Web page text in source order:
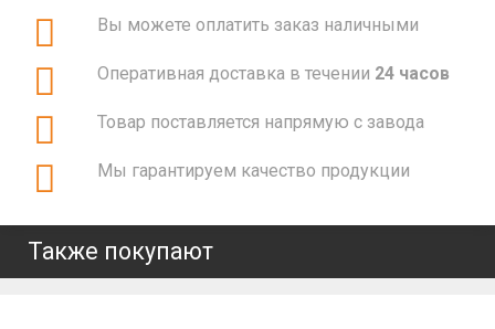
Вы можете оплатить заказ наличными
Оперативная доставка в течении 24 часов
Товар поставляется напрямую с завода
Мы гарантируем качество продукции
Также покупают